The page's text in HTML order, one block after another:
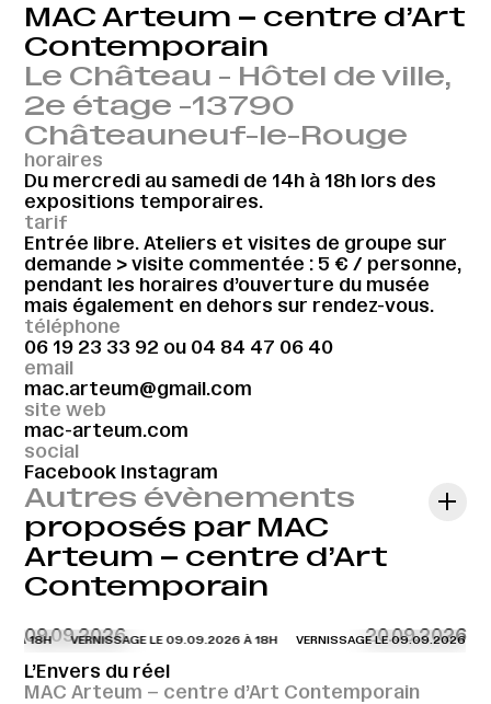
MAC Arteum – centre d’Art
Contemporain
Le Château - Hôtel de ville,
2e étage -13790
Châteauneuf-le-Rouge
horaires
Du mercredi au samedi de 14h à 18h lors des
expositions temporaires.
tarif
Entrée libre. Ateliers et visites de groupe sur
demande > visite commentée : 5 € / personne,
pendant les horaires d’ouverture du musée
mais également en dehors sur rendez-vous.
téléphone
06 19 23 33 92 ou 04 84 47 06 40
email
mac.arteum@gmail.com
site web
mac-arteum.com
social
Facebook Instagram
Autres évènements
proposés par MAC
Arteum – centre d’Art
Contemporain
09.09.2026 20.09.2026
À 18H VERNISSAGE LE 09.09.2026 À 18H VERNISSAGE LE 09.09.2026 À
L’Envers du réel
MAC Arteum – centre d’Art Contemporain